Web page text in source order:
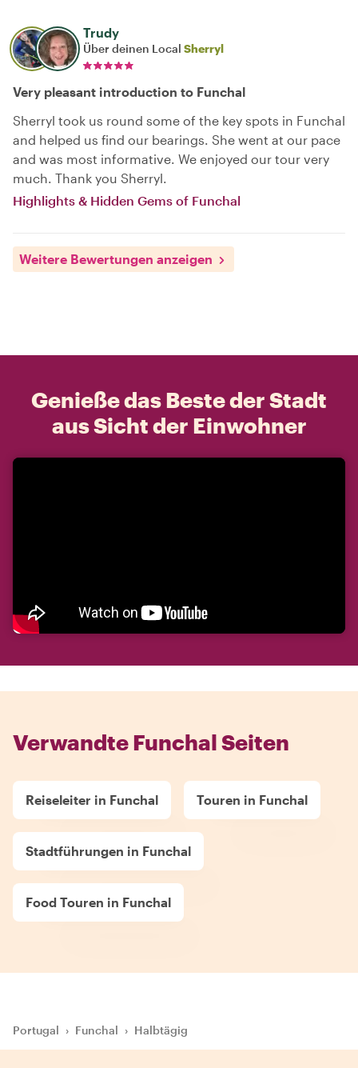
Trudy
Über deinen Local Sherryl
Very pleasant introduction to Funchal
Sherryl took us round some of the key spots in Funchal
and helped us find our bearings. She went at our pace
and was most informative. We enjoyed our tour very
much. Thank you Sherryl.
Highlights & Hidden Gems of Funchal
Weitere Bewertungen anzeigen
Genieße das Beste der Stadt
aus Sicht der Einwohner
Verwandte Funchal Seiten
Reiseleiter in Funchal Touren in Funchal
Stadtführungen in Funchal
Food Touren in Funchal
Portugal › Funchal › Halbtägig